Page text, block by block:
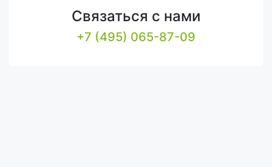
Связаться с нами
+7 (495) 065-87-09